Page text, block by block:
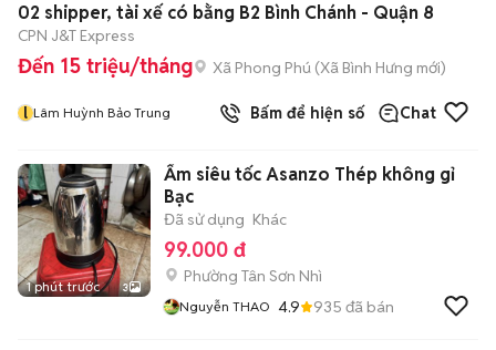
02 shipper, tài xế có bằng B2 Bình Chánh - Quận 8
CPN J&T Express
Đến 15 triệu/tháng Xã Phong Phú (Xã Bình Hưng mới)
l Lâm Huỳnh Bảo Trung Bấm để hiện số Chat
1 phút trước 3
Ấm siêu tốc Asanzo Thép không gỉ
Bạc
Đã sử dụng Khác
99.000 đ
Phường Tân Sơn Nhì
Nguyễn THAO 4.9 935 đã bán